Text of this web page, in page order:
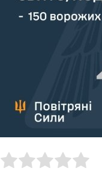
Rate this item: